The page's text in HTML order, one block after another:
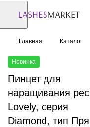
Главная Каталог
Новинка
Пинцет для
наращивания
Lovely, серия
Diamond, тип